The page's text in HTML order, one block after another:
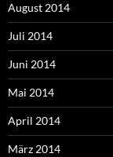
August 2014
Juli 2014
Juni 2014
Mai 2014
April 2014
März 2014